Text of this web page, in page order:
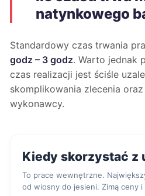
natynkowego
Standardowy czas trwania
godz – 3 godz. Warto jednak
czas realizacji jest ściśle
skomplikowania zlecenia
wykonawcy.
Kiedy skorzystać z
To prace wewnętrzne.
od wiosny do jesieni. Zimą ceny